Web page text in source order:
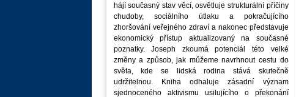
hájí současný stav věcí, osvětluje strukturální příčiny
chudoby, sociálního útlaku a pokračujícího
zhoršování veřejného zdraví a nakonec představuje
ekonomický přístup aktualizovaný na současné
poznatky. Joseph zkoumá potenciál této velké
změny a způsob, jak můžeme navrhnout cestu do
světa, kde se lidská rodina stává skutečně
udržitelnou. Kniha odhaluje zásadní význam
sjednoceného aktivismu usilujícího o překonání